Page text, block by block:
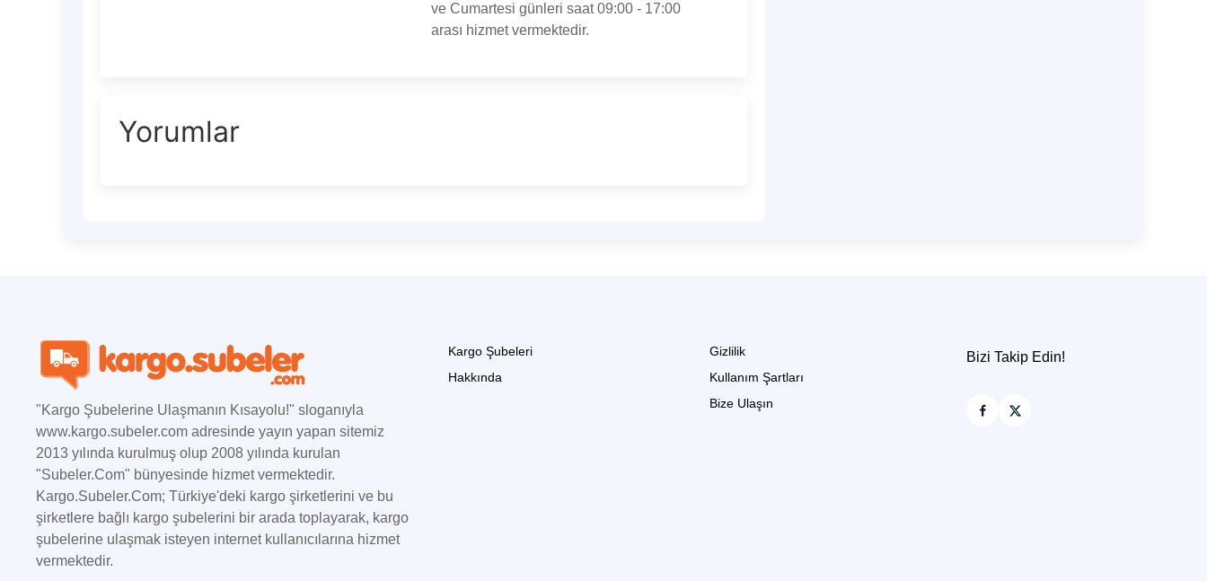
ve Cumartesi günleri saat 09:00 - 17:00
arası hizmet vermektedir.
Yorumlar
"Kargo Şubelerine Ulaşmanın Kısayolu!" sloganıyla
www.kargo.subeler.com adresinde yayın yapan sitemiz
2013 yılında kurulmuş olup 2008 yılında kurulan
"Subeler.Com" bünyesinde hizmet vermektedir.
Kargo.Subeler.Com; Türkiye'deki kargo şirketlerini ve bu
şirketlere bağlı kargo şubelerini bir arada toplayarak, kargo
şubelerine ulaşmak isteyen internet kullanıcılarına hizmet
vermektedir.
Kargo Şubeleri
Hakkında
Gizlilik
Kullanım Şartları
Bize Ulaşın
Bizi Takip Edin!